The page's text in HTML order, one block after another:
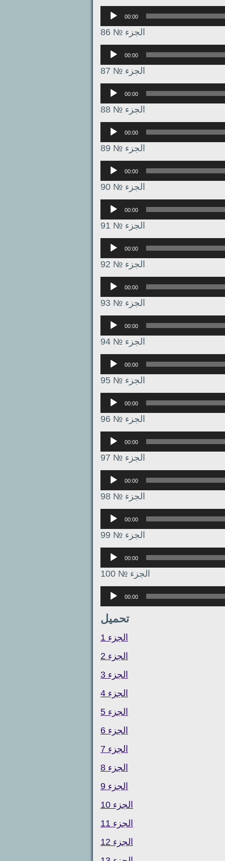
Аудиоплеер
00:00
الجزء № 86
Аудиоплеер
00:00
الجزء № 87
Аудиоплеер
00:00
الجزء № 88
Аудиоплеер
00:00
الجزء № 89
Аудиоплеер
00:00
الجزء № 90
Аудиоплеер
00:00
الجزء № 91
Аудиоплеер
00:00
الجزء № 92
Аудиоплеер
00:00
الجزء № 93
Аудиоплеер
00:00
الجزء № 94
Аудиоплеер
00:00
الجزء № 95
Аудиоплеер
00:00
الجزء № 96
Аудиоплеер
00:00
الجزء № 97
Аудиоплеер
00:00
الجزء № 98
Аудиоплеер
00:00
الجزء № 99
Аудиоплеер
00:00
الجزء № 100
Аудиоплеер
00:00
تحميل
الجزء 1
الجزء 2
الجزء 3
الجزء 4
الجزء 5
الجزء 6
الجزء 7
الجزء 8
الجزء 9
الجزء 10
الجزء 11
الجزء 12